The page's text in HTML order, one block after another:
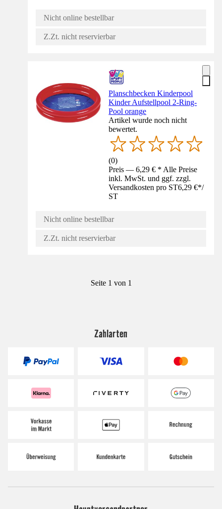
Nicht online bestellbar
Z.Zt. nicht reservierbar
Planschbecken Kinderpool
Kinder Aufstellpool 2-Ring-
Pool orange
Artikel wurde noch nicht
bewertet.
(0)
Preis — 6,29 € * Alle Preise
inkl. MwSt. und ggf. zzgl.
Versandkosten pro ST6,29 €*/
ST
Nicht online bestellbar
Z.Zt. nicht reservierbar
Seite 1 von 1
Zahlarten